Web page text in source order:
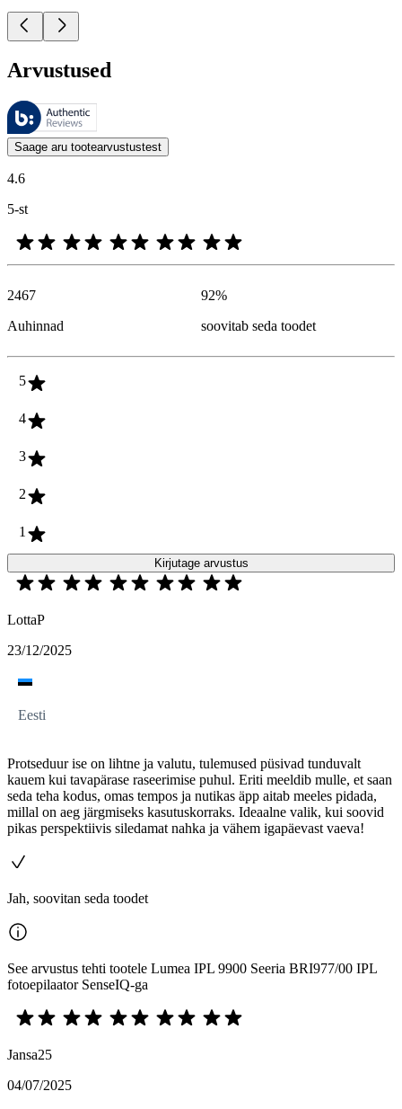
Arvustused
Neid arvustusi haldab Bazaarvoice ja need vastavad Bazaarvoice’i
Kliendi arvamused toodete ja tärnihinnangute kujul on kasulikud
Saage aru tootearvustustest
4.6
5-st
2467
Auhinnad
92%
soovitab seda toodet
5
4
3
2
1
Kirjutage arvustus
LottaP
23/12/2025
Eesti
Protseduur ise on lihtne ja valutu, tulemused püsivad tunduvalt
kauem kui tavapärase raseerimise puhul. Eriti meeldib mulle, et saan
seda teha kodus, omas tempos ja nutikas äpp aitab meeles pidada,
millal on aeg järgmiseks kasutuskorraks. Ideaalne valik, kui soovid
pikas perspektiivis siledamat nahka ja vähem igapäevast vaeva!
Jah, soovitan seda toodet
See arvustus tehti tootele Lumea IPL 9900 Seeria BRI977/00 IPL
fotoepilaator SenseIQ-ga
Jansa25
04/07/2025